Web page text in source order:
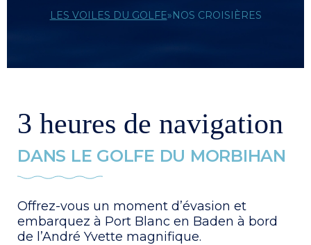
LES VOILES DU GOLFE»NOS CROISIÈRES
3 heures de navigation
DANS LE GOLFE DU MORBIHAN
Offrez-vous un moment d’évasion et
embarquez à Port Blanc en Baden à bord
de l’André Yvette magnifique.